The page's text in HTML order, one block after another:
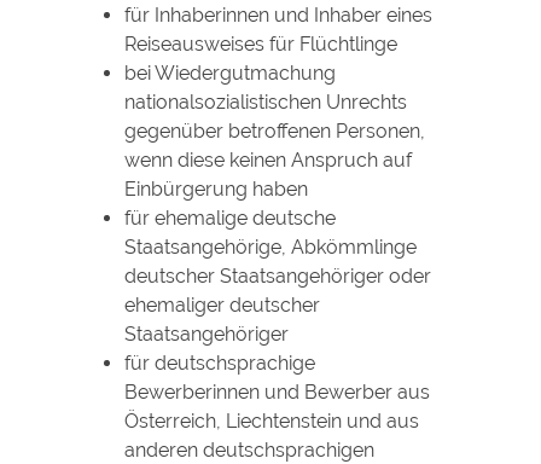
für Inhaberinnen und Inhaber eines
Reiseausweises für Flüchtlinge
bei Wiedergutmachung
nationalsozialistischen Unrechts
gegenüber betroffenen Personen,
wenn diese keinen Anspruch auf
Einbürgerung haben
für ehemalige deutsche
Staatsangehörige, Abkömmlinge
deutscher Staatsangehöriger oder
ehemaliger deutscher
Staatsangehöriger
für deutschsprachige
Bewerberinnen und Bewerber aus
Österreich, Liechtenstein und aus
anderen deutschsprachigen